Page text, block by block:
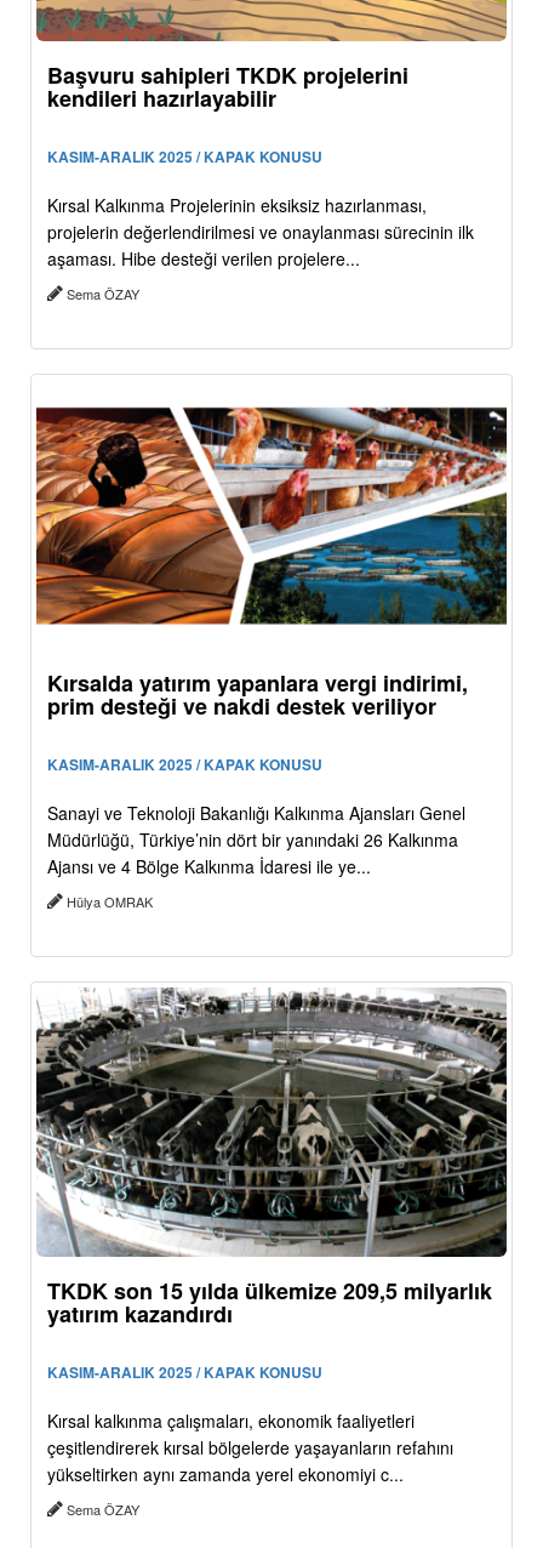
Başvuru sahipleri TKDK projelerini
kendileri hazırlayabilir
KASIM-ARALIK 2025 / KAPAK KONUSU
Kırsal Kalkınma Projelerinin eksiksiz hazırlanması,
projelerin değerlendirilmesi ve onaylanması sürecinin ilk
aşaması. Hibe desteği verilen projelere...
Sema ÖZAY
Kırsalda yatırım yapanlara vergi indirimi,
prim desteği ve nakdi destek veriliyor
KASIM-ARALIK 2025 / KAPAK KONUSU
Sanayi ve Teknoloji Bakanlığı Kalkınma Ajansları Genel
Müdürlüğü, Türkiye’nin dört bir yanındaki 26 Kalkınma
Ajansı ve 4 Bölge Kalkınma İdaresi ile ye...
Hülya OMRAK
TKDK son 15 yılda ülkemize 209,5 milyarlık
yatırım kazandırdı
KASIM-ARALIK 2025 / KAPAK KONUSU
Kırsal kalkınma çalışmaları, ekonomik faaliyetleri
çeşitlendirerek kırsal bölgelerde yaşayanların refahını
yükseltirken aynı zamanda yerel ekonomiyi c...
Sema ÖZAY